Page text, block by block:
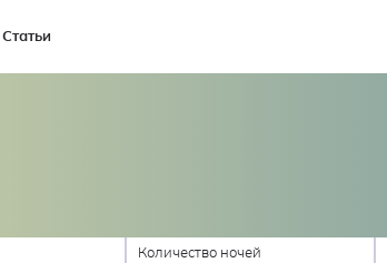
Статьи
Количество ночей